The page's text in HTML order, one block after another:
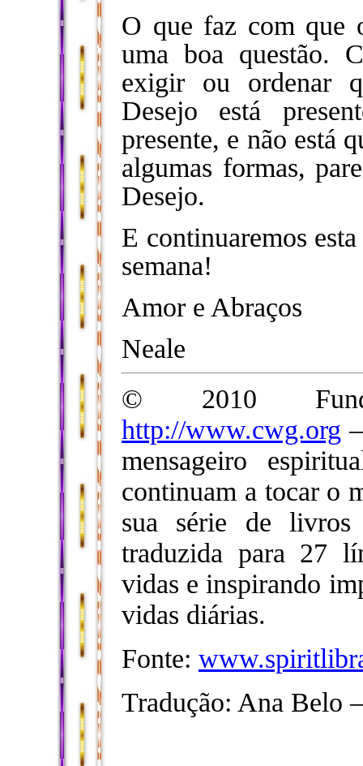
O que faz com que
uma boa questão.
exigir ou ordenar
Desejo está
presente, e não está
algumas formas,
Desejo.
E continuaremos
semana!
Amor e Abraços
Neale
© 2010
http://www.cwg.org
mensageiro
continuam a tocar o
sua série de
traduzida para 27
vidas e inspirando
vidas diárias.
Fonte:
Tradução: Ana Belo